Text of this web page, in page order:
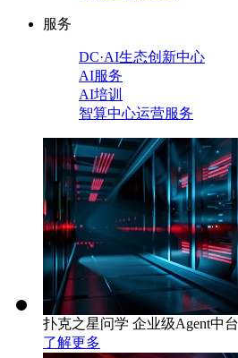
服务
DC·AI生态创新中心
AI服务
AI培训
智算中心运营服务
扑克之星问学 企业级Agent中台
了解更多